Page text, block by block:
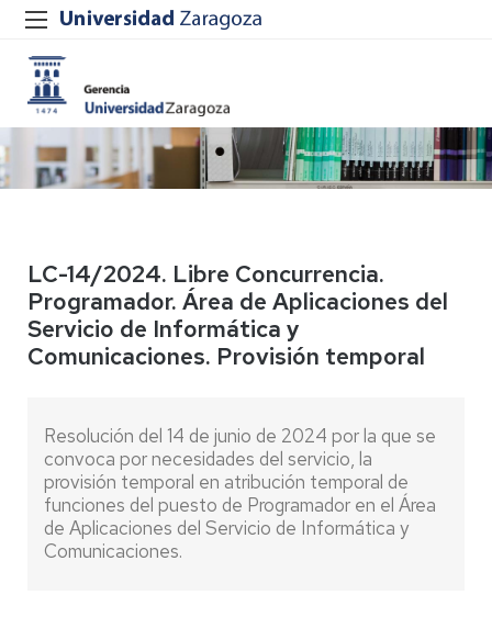
LC-14/2024. Libre Concurrencia.
Programador. Área de Aplicaciones del
Servicio de Informática y
Comunicaciones. Provisión temporal
Resolución del 14 de junio de 2024 por la que se
convoca por necesidades del servicio, la
provisión temporal en atribución temporal de
funciones del puesto de Programador en el Área
de Aplicaciones del Servicio de Informática y
Comunicaciones.